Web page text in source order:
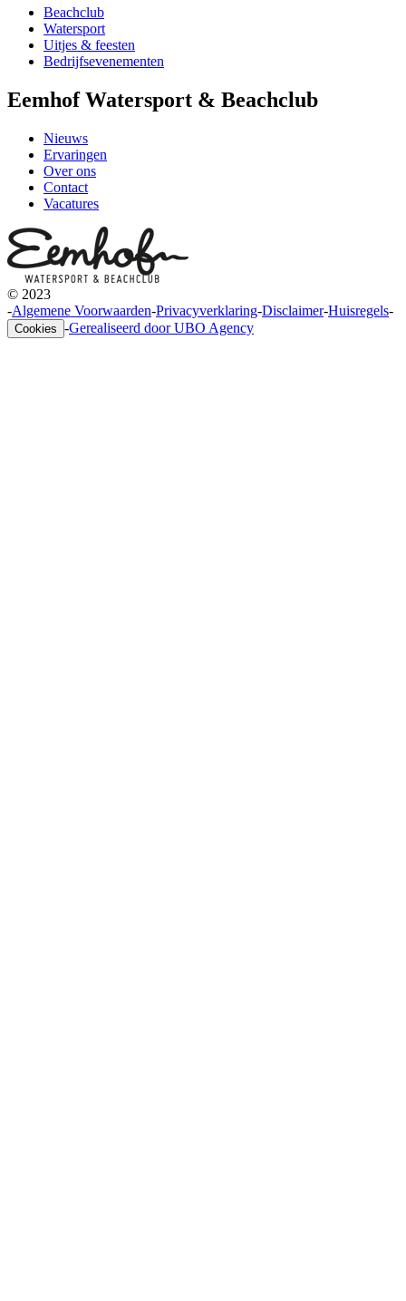
Beachclub
Watersport
Uitjes & feesten
Bedrijfsevenementen
Eemhof Watersport & Beachclub
Nieuws
Ervaringen
Over ons
Contact
Vacatures
© 2023
-Algemene Voorwaarden-Privacyverklaring-Disclaimer-Huisregels-
Cookies -Gerealiseerd door UBO Agency